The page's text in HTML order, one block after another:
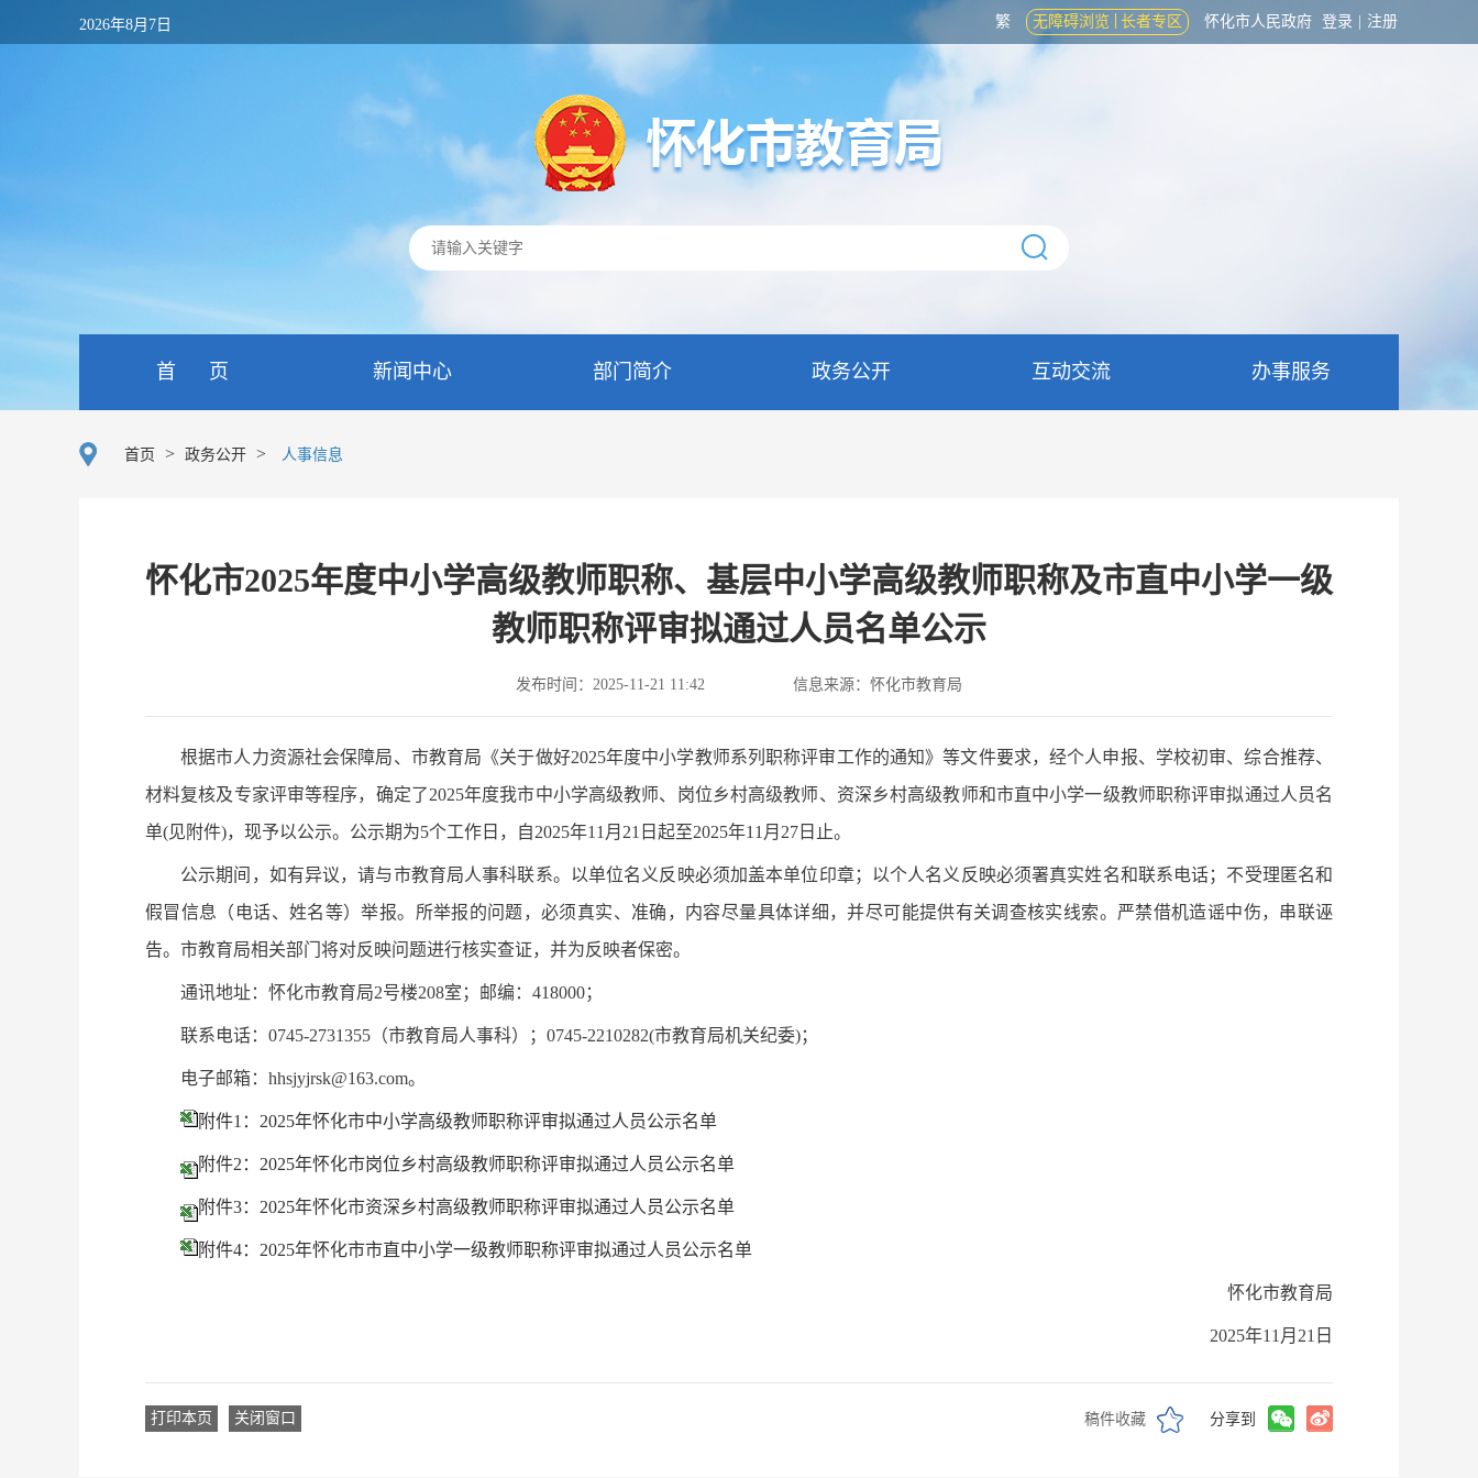
2026年8月7日 繁 无障碍浏览 长者专区 怀化市人民政府 登录 注册
首 页 新闻中心 部门简介 政务公开 互动交流 办事服务
首页 > 政务公开 > 人事信息
怀化市2025年度中小学高级教师职称、基层中小学高级教师职称及市直中小学一级
教师职称评审拟通过人员名单公示
发布时间：2025-11-21 11:42 信息来源：怀化市教育局
根据市人力资源社会保障局、市教育局《关于做好2025年度中小学教师系列职称评审工作的通知》等文件要求，经个人申报、学校初审、综合推荐、
材料复核及专家评审等程序，确定了2025年度我市中小学高级教师、岗位乡村高级教师、资深乡村高级教师和市直中小学一级教师职称评审拟通过人员名
单(见附件)，现予以公示。公示期为5个工作日，自2025年11月21日起至2025年11月27日止。
公示期间，如有异议，请与市教育局人事科联系。以单位名义反映必须加盖本单位印章；以个人名义反映必须署真实姓名和联系电话；不受理匿名和
假冒信息（电话、姓名等）举报。所举报的问题，必须真实、准确，内容尽量具体详细，并尽可能提供有关调查核实线索。严禁借机造谣中伤，串联诬
告。市教育局相关部门将对反映问题进行核实查证，并为反映者保密。
通讯地址：怀化市教育局2号楼208室；邮编：418000；
联系电话：0745-2731355（市教育局人事科）；0745-2210282(市教育局机关纪委)；
电子邮箱：hhsjyjrsk@163.com。
附件1：2025年怀化市中小学高级教师职称评审拟通过人员公示名单
附件2：2025年怀化市岗位乡村高级教师职称评审拟通过人员公示名单
附件3：2025年怀化市资深乡村高级教师职称评审拟通过人员公示名单
附件4：2025年怀化市市直中小学一级教师职称评审拟通过人员公示名单
怀化市教育局
2025年11月21日
打印本页 关闭窗口 稿件收藏 分享到